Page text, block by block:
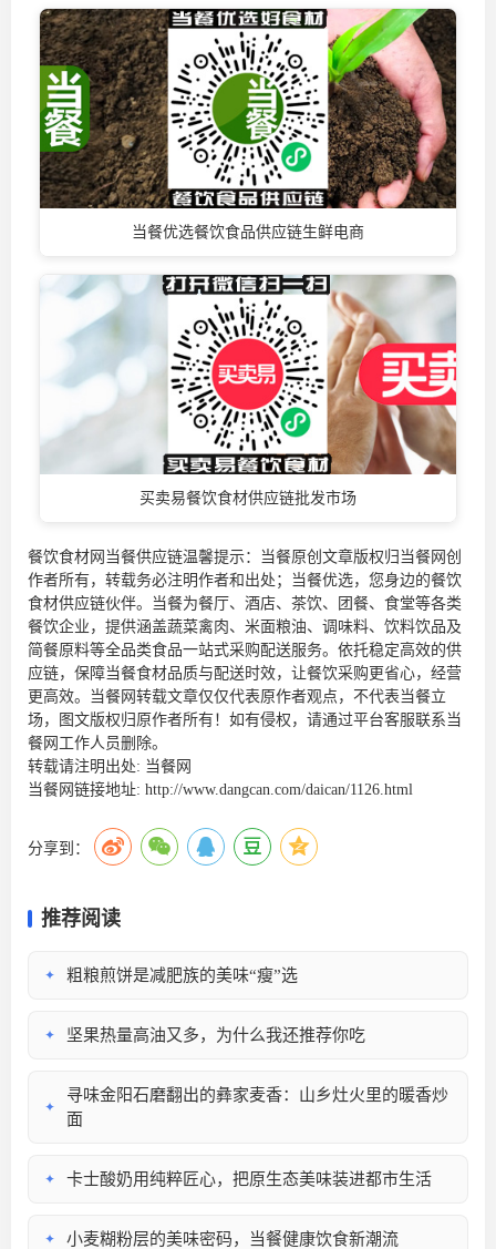
当餐优选餐饮食品供应链生鲜电商
买卖易餐饮食材供应链批发市场
餐饮食材网当餐供应链温馨提示：当餐原创文章版权归当餐网创
作者所有，转载务必注明作者和出处；当餐优选，您身边的餐饮
食材供应链伙伴。当餐为餐厅、酒店、茶饮、团餐、食堂等各类
餐饮企业，提供涵盖蔬菜禽肉、米面粮油、调味料、饮料饮品及
简餐原料等全品类食品一站式采购配送服务。依托稳定高效的供
应链，保障当餐食材品质与配送时效，让餐饮采购更省心，经营
更高效。当餐网转载文章仅仅代表原作者观点，不代表当餐立
场，图文版权归原作者所有！如有侵权，请通过平台客服联系当
餐网工作人员删除。
转载请注明出处: 当餐网
当餐网链接地址: http://www.dangcan.com/daican/1126.html
分享到：
推荐阅读
✦ 粗粮煎饼是减肥族的美味“瘦”选
✦ 坚果热量高油又多，为什么我还推荐你吃
✦
寻味金阳石磨翻出的彝家麦香：山乡灶火里的暖香炒
面​
✦ 卡士酸奶用纯粹匠心，把原生态美味装进都市生活
✦ 小麦糊粉层的美味密码，当餐健康饮食新潮流